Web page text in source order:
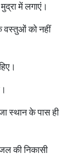
में लगाएं।
वस्तुओं को नहीं
स्थान के पास ही
की निकासी